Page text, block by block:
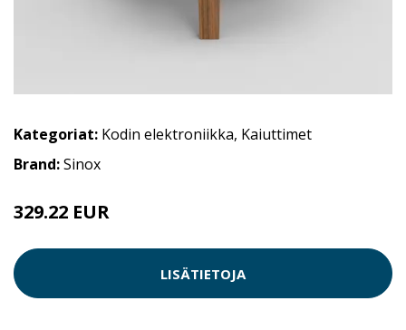
Kategoriat: Kodin elektroniikka, Kaiuttimet
Brand:Sinox
329.22 EUR
LISÄTIETOJA